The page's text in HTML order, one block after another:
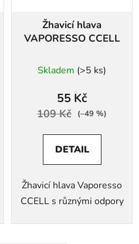
Žhavicí hlava
VAPORESSO CCELL
Skladem (>5 ks)
55 Kč
109 Kč (–49 %)
DETAIL
Žhavicí hlava Vaporesso
CCELL s různými odpory